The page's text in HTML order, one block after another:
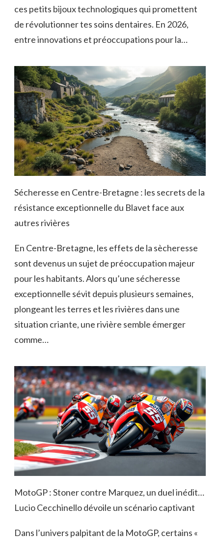
ces petits bijoux technologiques qui promettent
de révolutionner tes soins dentaires. En 2026,
entre innovations et préoccupations pour la…
Sécheresse en Centre-Bretagne : les secrets de la
résistance exceptionnelle du Blavet face aux
autres rivières
En Centre-Bretagne, les effets de la sècheresse
sont devenus un sujet de préoccupation majeur
pour les habitants. Alors qu’une sécheresse
exceptionnelle sévit depuis plusieurs semaines,
plongeant les terres et les rivières dans une
situation criante, une rivière semble émerger
comme…
MotoGP : Stoner contre Marquez, un duel inédit…
Lucio Cecchinello dévoile un scénario captivant
Dans l’univers palpitant de la MotoGP, certains «